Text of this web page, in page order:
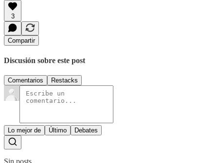
3
Compartir
Discusión sobre este post
Comentarios Restacks
Lo mejor de Último Debates
Sin posts